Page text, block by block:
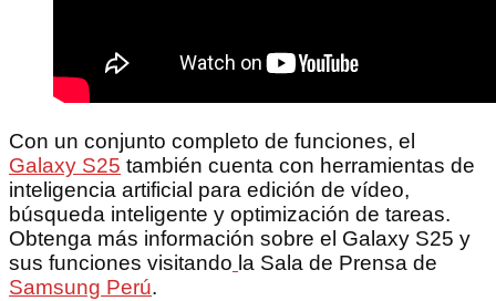
Con un conjunto completo de funciones, el
Galaxy S25 también cuenta con herramientas de
inteligencia artificial para edición de vídeo,
búsqueda inteligente y optimización de tareas.
Obtenga más información sobre el Galaxy S25 y
sus funciones visitando la Sala de Prensa de
Samsung Perú.